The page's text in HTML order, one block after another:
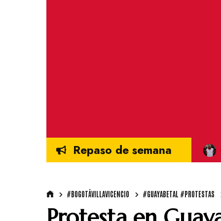
Repaso de semana
#BOGOTÁVILLAVICENCIO #GUAYABETAL #PROTESTAS